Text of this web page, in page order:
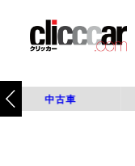
中古車